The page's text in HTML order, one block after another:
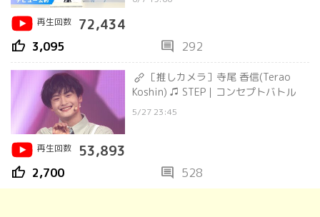
再生回数
72,434
thumb_up 3,095 comment 292
［推しカメラ］寺尾 香信(Terao
Koshin) ♫ STEP｜コンセプトバトル
5/27 23:45
再生回数 53,893
thumb_up 2,700 comment 528